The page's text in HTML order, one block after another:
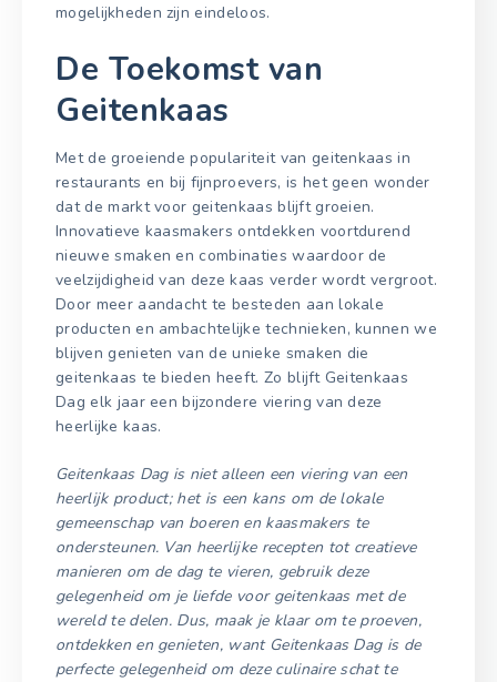
mogelijkheden zijn eindeloos.
De Toekomst van
Geitenkaas
Met de groeiende populariteit van geitenkaas in
restaurants en bij fijnproevers, is het geen wonder
dat de markt voor geitenkaas blijft groeien.
Innovatieve kaasmakers ontdekken voortdurend
nieuwe smaken en combinaties waardoor de
veelzijdigheid van deze kaas verder wordt vergroot.
Door meer aandacht te besteden aan lokale
producten en ambachtelijke technieken, kunnen we
blijven genieten van de unieke smaken die
geitenkaas te bieden heeft. Zo blijft Geitenkaas
Dag elk jaar een bijzondere viering van deze
heerlijke kaas.
Geitenkaas Dag is niet alleen een viering van een
heerlijk product; het is een kans om de lokale
gemeenschap van boeren en kaasmakers te
ondersteunen. Van heerlijke recepten tot creatieve
manieren om de dag te vieren, gebruik deze
gelegenheid om je liefde voor geitenkaas met de
wereld te delen. Dus, maak je klaar om te proeven,
ontdekken en genieten, want Geitenkaas Dag is de
perfecte gelegenheid om deze culinaire schat te